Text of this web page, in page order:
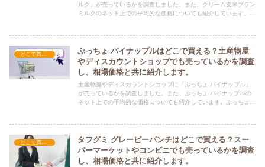
ルク」が売っているかを調査しました。また、クリーム玄米ブラン
ミルクのネット上での平均的な価格についても紹介しています。ク
ぷっちょ パイナップルはどこで買える？土産物屋
やディスカウントショップでも売っているかを調査
し、相場価格と共に紹介します。
土産物屋やディスカウントショップに「ぷっちょ パイナップル」
が売っているかを調査しました。また、ぷっちょ パイナップルの
ネット上での平均的な価格についても紹介しています。ぷっちょ
どこで買える？-お菓子・スイーツ・アイス
タフグミ グレーピーパンチはどこで買える？スー
パーマーケットやコンビニでも売っているかを調査
し、相場価格と共に紹介します。